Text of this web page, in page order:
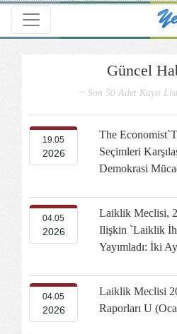
Toggle navigation
Güncel
~ Son 50 Adet Kayıt
19.05
2026
The
Seçimleri
Demokrasi
04.05
2026
Laiklik Meclisi,
Ilişkin `Laiklik
Yayımladı: İki
04.05
2026
Laiklik Meclisi
Raporları U